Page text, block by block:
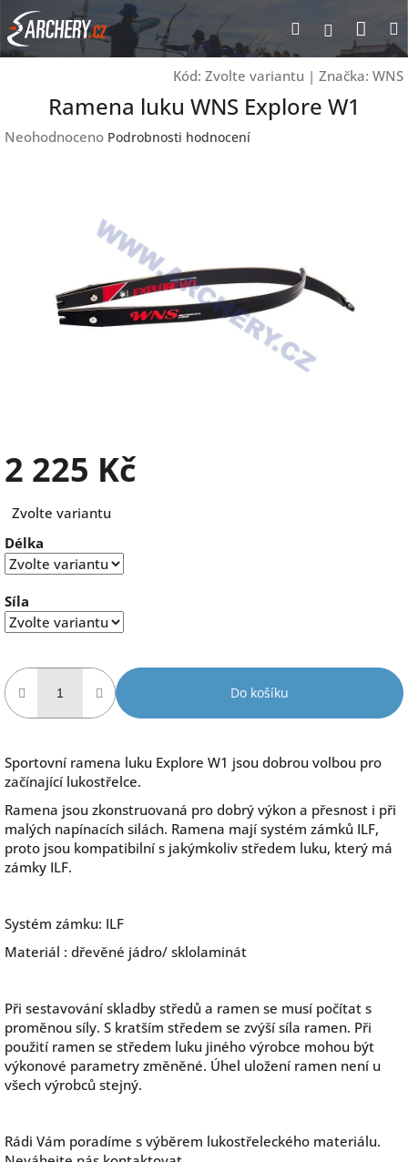
Přejít
na
obsah
Hledat
Kód: Zvolte variantu | Značka: WNS
Ramena luku WNS Explore W1
Průměrné
Neohodnoceno Podrobnosti hodnocení
2 225 Kč
cena:
Zvolte variantu
Délka
Síla
Do košíku
Sportovní ramena luku Explore W1 jsou dobrou volbou pro
začínající lukostřelce.
Ramena jsou zkonstruovaná pro dobrý výkon a přesnost i při
malých napínacích silách. Ramena mají systém zámků ILF,
proto jsou kompatibilní s jakýmkoliv středem luku, který má
zámky ILF.
Systém zámku: ILF
Materiál : dřevěné jádro/ sklolaminát
Při sestavování skladby středů a ramen se musí počítat s
proměnou síly. S kratším středem se zvýší síla ramen. Při
použití ramen se středem luku jiného výrobce mohou být
výkonové parametry změněné. Úhel uložení ramen není u
všech výrobců stejný.
Rádi Vám poradíme s výběrem lukostřeleckého materiálu.